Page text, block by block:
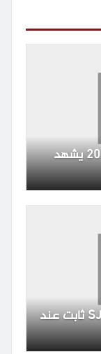
سعر الذهب اليوم السبت 7 مارس 2026 يشهد
أسعار الذهب مستقرة صباحاً وسعر SJC ثابت عند